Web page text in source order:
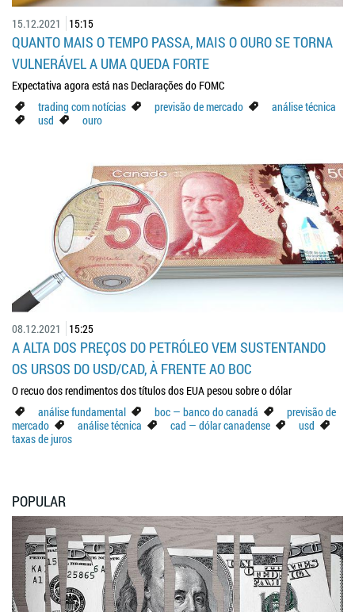
15.12.2021 15:15
QUANTO MAIS O TEMPO PASSA, MAIS O OURO SE TORNA
VULNERÁVEL A UMA QUEDA FORTE
Expectativa agora está nas Declarações do FOMC
trading com notícias
previsão de mercado
análise técnica
usd
ouro
08.12.2021 15:25
A ALTA DOS PREÇOS DO PETRÓLEO VEM SUSTENTANDO
OS URSOS DO USD/CAD, À FRENTE AO BOC
O recuo dos rendimentos dos títulos dos EUA pesou sobre o dólar
análise fundamental
boc — banco do canadá
previsão de
mercado
análise técnica cad — dólar canadense
usd
taxas de juros
POPULAR